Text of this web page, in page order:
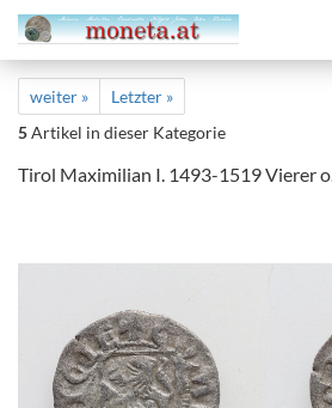
weiter »
Letzter »
5Artikel in dieser Kategorie
Tirol Maximilian I. 1493-1519 Vierer